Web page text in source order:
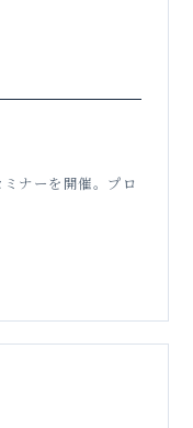
ナーを開催。プロ